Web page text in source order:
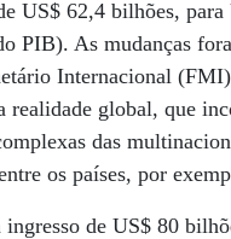
US$ 62,4 bilhões,
PIB). As mudanças
Internacional
realidade global, que
das
os países, por
de US$ 80